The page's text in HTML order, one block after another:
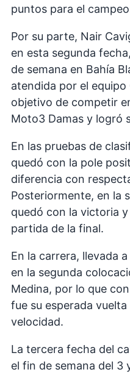
puntos para el
Por su parte, Nair
en esta segunda
de semana en Bahía
atendida por el
objetivo de competir
Moto3 Damas y logró
En las pruebas de
quedó con la pole
diferencia con
Posteriormente, en la
quedó con la victoria
partida de la final.
En la carrera, llevada
en la segunda
Medina, por lo que
fue su esperada
velocidad.
La tercera fecha del
el fin de semana del 3